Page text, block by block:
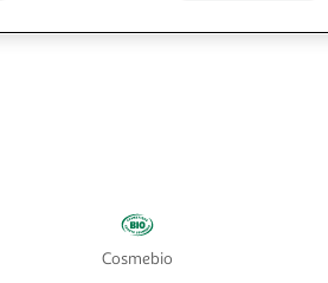
Cosmebio